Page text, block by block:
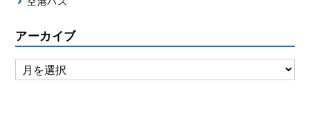
アーカイブ